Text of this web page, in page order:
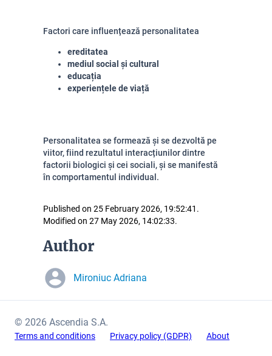
Factori care influențează personalitatea
ereditatea
mediul social și cultural
educația
experiențele de viață
Personalitatea se formează și se dezvoltă pe
viitor, fiind rezultatul interacțiunilor dintre
factorii biologici și cei sociali, și se manifestă
în comportamentul individual.
Published on 25 February 2026, 19:52:41.
Modified on 27 May 2026, 14:02:33.
Author
Mironiuc Adriana
© 2026 Ascendia S.A.
Terms and conditions Privacy policy (GDPR) About